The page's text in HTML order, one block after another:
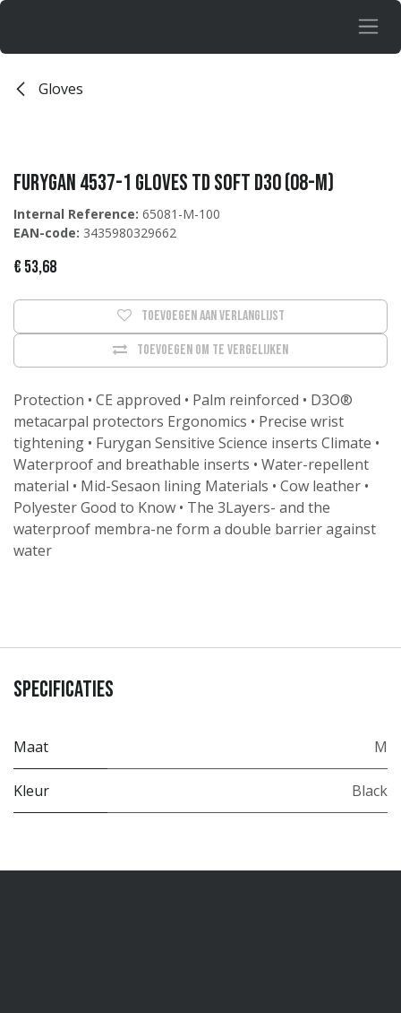
Overslaan naar inhoud
Gloves
Furygan 4537-1 Gloves TD Soft D30 (08-M)
Internal Reference: 65081-M-100
EAN-code: 3435980329662
€ 53,68
Toevoegen om te vergelijken
Toevoegen aan verlanglijst
Protection • CE approved • Palm reinforced • D3O®
metacarpal protectors Ergonomics • Precise wrist
tightening • Furygan Sensitive Science inserts Climate •
Waterproof and breathable inserts • Water-repellent
material • Mid-Sesaon lining Materials • Cow leather •
Polyester Good to Know • The 3Layers- and the
waterproof membra-ne form a double barrier against
water
Specificaties
Maat M
Kleur Black